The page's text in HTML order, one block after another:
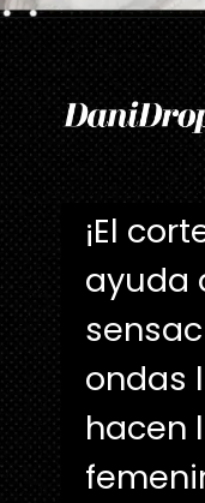
Abriendo...
¡El
ayuda
ondas
hacen
¡El
ayuda
ondas
hacen